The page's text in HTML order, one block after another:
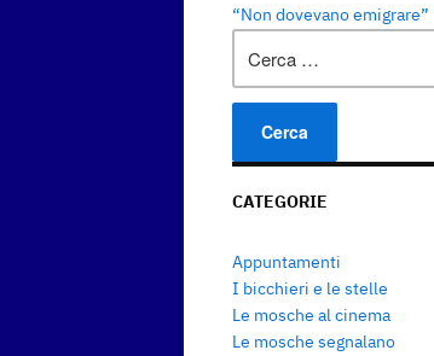
“Non dovevano emigrare”
per:
CATEGORIE
Appuntamenti
I bicchieri e le stelle
Le mosche al cinema
Le mosche segnalano